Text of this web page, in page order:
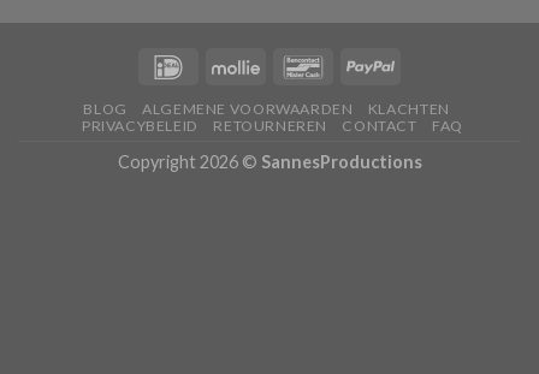
BLOG ALGEMENE VOORWAARDEN
KLACHTEN
PRIVACYBELEID
RETOURNEREN CONTACT FAQ
Copyright 2026 © SannesProductions